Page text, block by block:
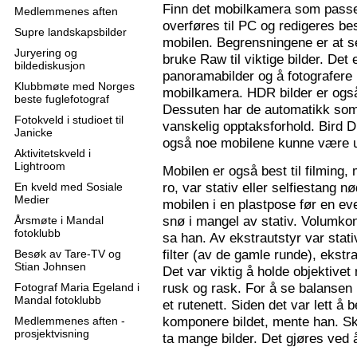
Medlemmenes aften
Supre landskapsbilder
Juryering og
bildediskusjon
Klubbmøte med Norges
beste fuglefotograf
Fotokveld i studioet til
Janicke
Aktivitetskveld i
Lightroom
En kveld med Sosiale
Medier
Årsmøte i Mandal
fotoklubb
Besøk av Tare-TV og
Stian Johnsen
Fotograf Maria Egeland i
Mandal fotoklubb
Medlemmenes aften -
prosjektvisning
Finn det mobilkamera som
overføres til PC og redigeres
mobilen. Begrensningene er at
bruke Raw til viktige bilder. Det
panoramabilder og å
mobilkamera. HDR bilder er
Dessuten har de automatikk
vanskelig opptaksforhold. Bird
også noe mobilene kunne være
Mobilen er også best til filming,
ro, var stativ eller selfiestang
mobilen i en plastpose før en
snø i mangel av stativ.
sa han. Av ekstrautstyr var
filter (av de gamle runde),
Det var viktig å holde
rusk og rask. For å se
et rutenett. Siden det var lett å
komponere bildet, mente han.
ta mange bilder. Det gjøres ved